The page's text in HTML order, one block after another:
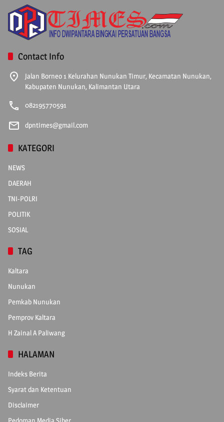
Contact Info
Jalan Borneo 1 Kelurahan Nunukan Timur, Kecamatan Nunukan,
Kabupaten Nunukan, Kalimantan Utara
082195770591
dpntimes@gmail.com
KATEGORI
NEWS
DAERAH
TNI-POLRI
POLITIK
SOSIAL
TAG
Kaltara
Nunukan
Pemkab Nunukan
Pemprov Kaltara
H Zainal A Paliwang
HALAMAN
Indeks Berita
Syarat dan Ketentuan
Disclaimer
Pedoman Media Siber